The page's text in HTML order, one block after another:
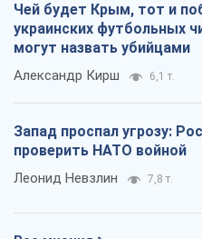
Чей будет Крым, тот и
украинских футбольных
могут назвать убийцами
Александр Кирш 6,1 т.
Запад проспал угрозу:
проверить НАТО войной
Леонид Невзлин 7,8 т.